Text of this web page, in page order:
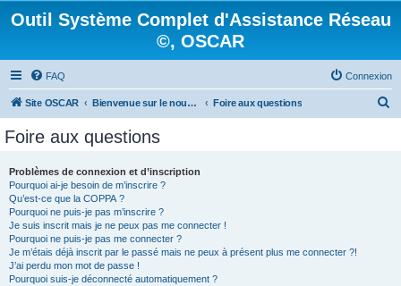
Outil Système Complet d'Assistance Réseau
©, OSCAR
FAQ Connexion
Site OSCAR Bienvenue sur le nouveau forum OSCAR Foire aux questions
Foire aux questions
Problèmes de connexion et d’inscription
Pourquoi ai-je besoin de m’inscrire ?
Qu’est-ce que la COPPA ?
Pourquoi ne puis-je pas m’inscrire ?
Je suis inscrit mais je ne peux pas me connecter !
Pourquoi ne puis-je pas me connecter ?
Je m’étais déjà inscrit par le passé mais ne peux à présent plus me connecter ?!
J’ai perdu mon mot de passe !
Pourquoi suis-je déconnecté automatiquement ?